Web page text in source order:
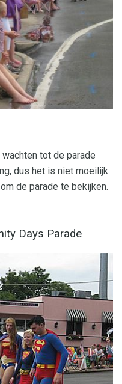
tot de parade
dus het is niet moeilijk
de parade te bekijken.
Days Parade